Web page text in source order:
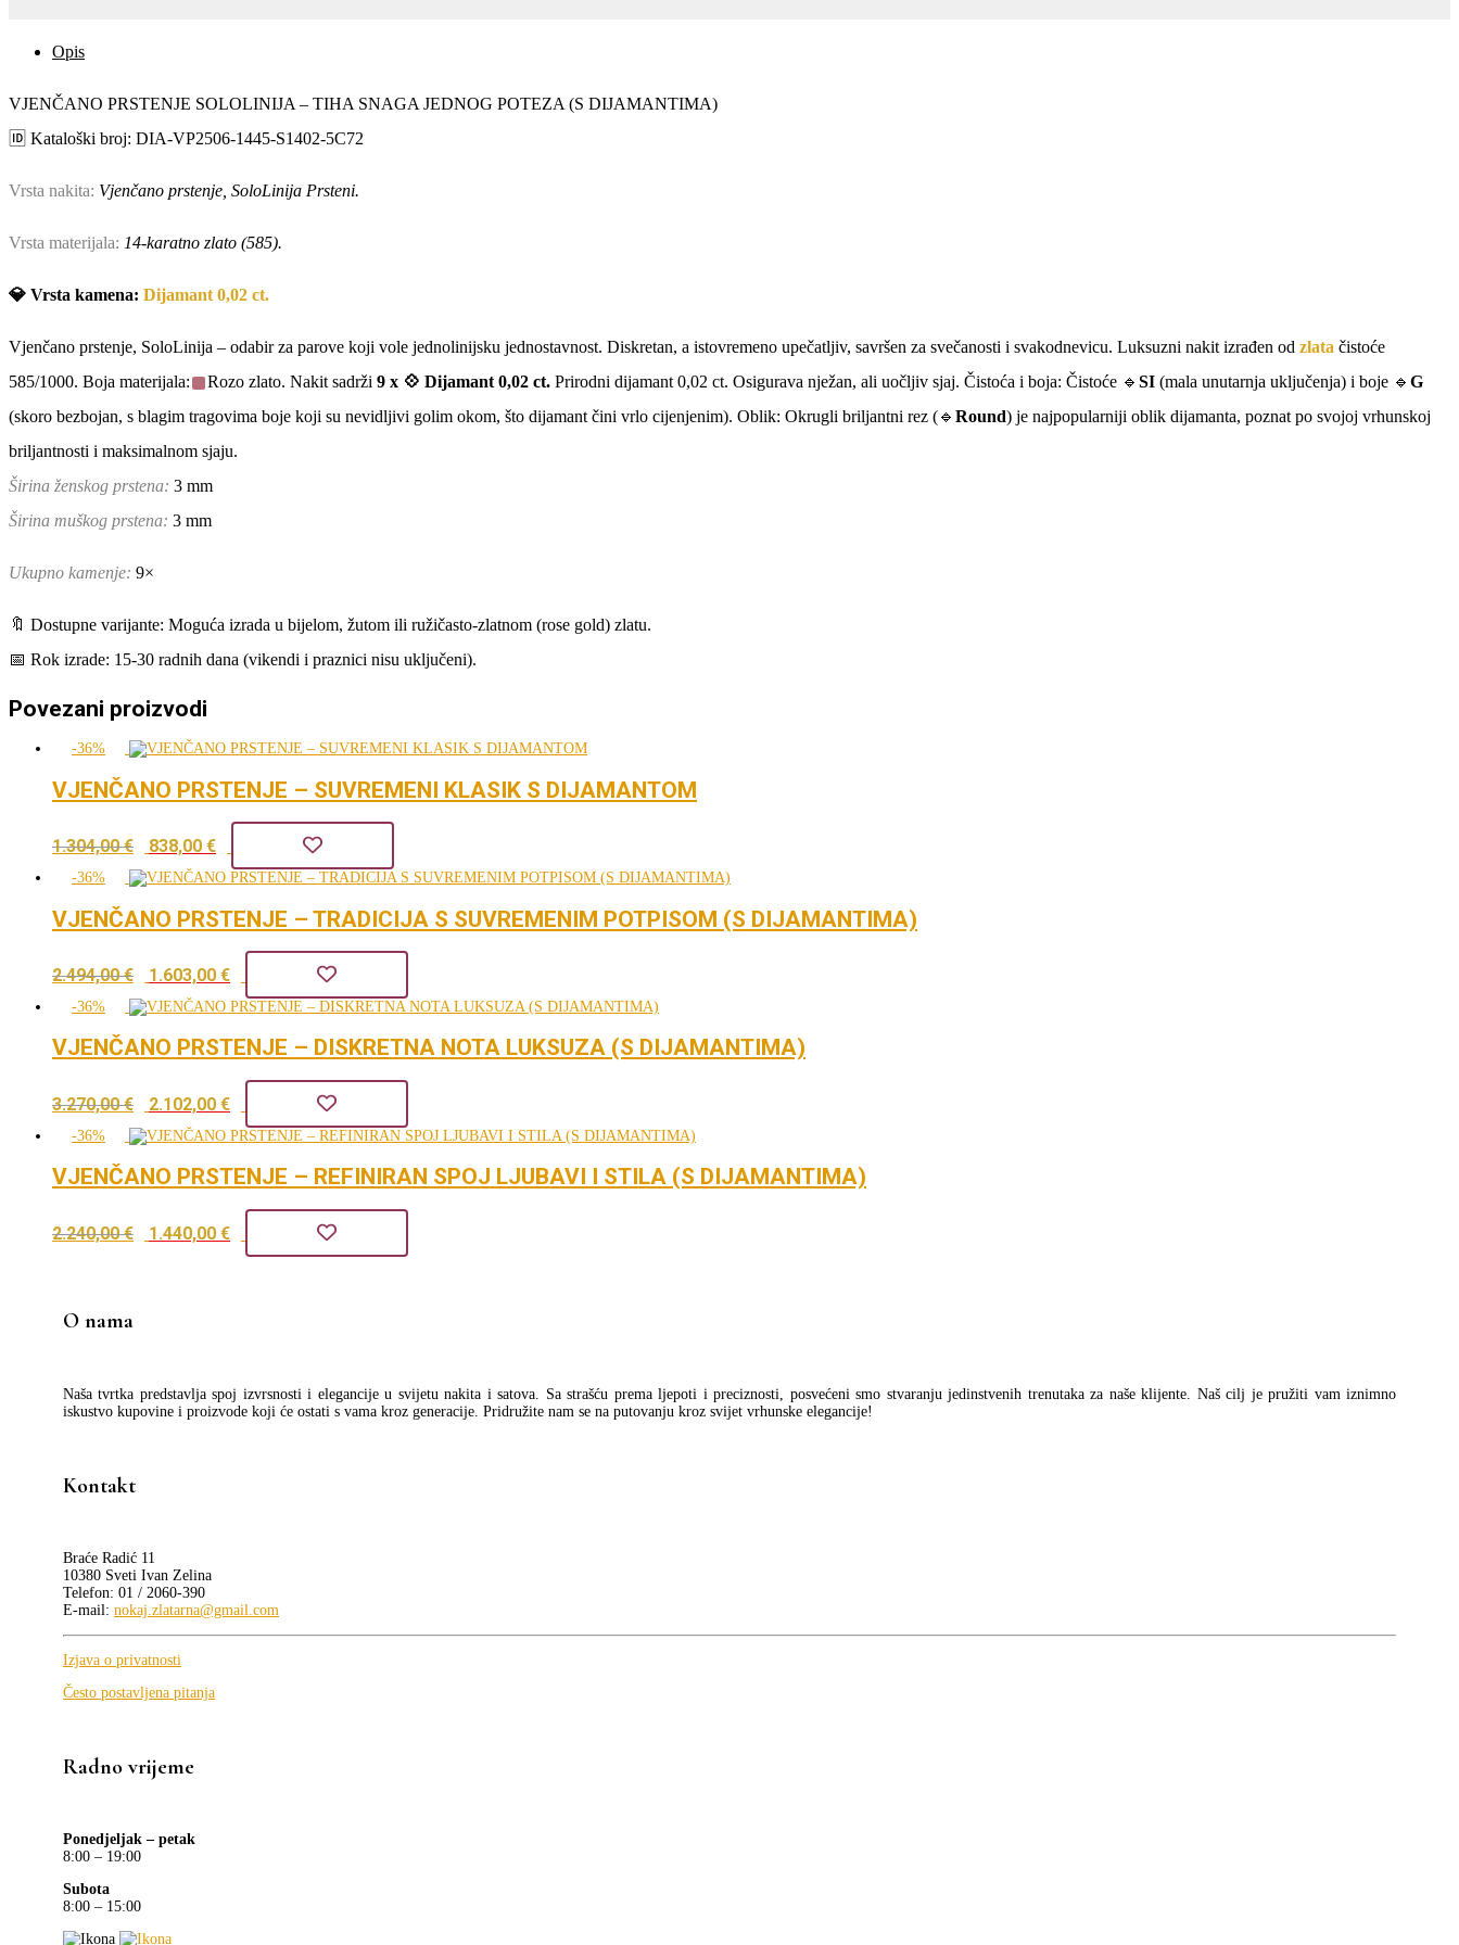
Opis
VJENČANO PRSTENJE SOLOLINIJA – TIHA SNAGA JEDNOG POTEZA (S DIJAMANTIMA)
🆔 Kataloški broj: DIA-VP2506-1445-S1402-5C72
Vrsta nakita: Vjenčano prstenje, SoloLinija Prsteni.
Vrsta materijala: 14-karatno zlato (585).
💎 Vrsta kamena: Dijamant 0,02 ct.
Vjenčano prstenje, SoloLinija – odabir za parove koji vole jednolinijsku jednostavnost. Diskretan, a istovremeno upečatljiv, savršen za svečanosti i svakodnevicu. Luksuzni nakit izrađen od zlata čistoće
585/1000. Boja materijala:
Rozo zlato. Nakit sadrži 9 x 💠 Dijamant 0,02 ct. Prirodni dijamant 0,02 ct. Osigurava nježan, ali uočljiv sjaj. Čistoća i boja: Čistoće 🔹 SI (mala unutarnja uključenja) i boje 🔹 G
(skoro bezbojan, s blagim tragovima boje koji su nevidljivi golim okom, što dijamant čini vrlo cijenjenim). Oblik: Okrugli briljantni rez (🔹 Round) je najpopularniji oblik dijamanta, poznat po svojoj vrhunskoj
briljantnosti i maksimalnom sjaju.
Širina ženskog prstena: 3 mm
Širina muškog prstena: 3 mm
Ukupno kamenje: 9×
🔖 Dostupne varijante: Moguća izrada u bijelom, žutom ili ružičasto-zlatnom (rose gold) zlatu.
📅 Rok izrade: 15-30 radnih dana (vikendi i praznici nisu uključeni).
Povezani proizvodi
-36%
VJENČANO PRSTENJE – SUVREMENI KLASIK S DIJAMANTOM
1.304,00€
Izvorna
cijena
bila
1.304,00 €.
838,00 €
cijena
je:
-36%
VJENČANO PRSTENJE – TRADICIJA S SUVREMENIM POTPISOM (S DIJAMANTIMA)
2.494,00€
Izvorna
cijena
bila
2.494,00 €.
1.603,00 €
cijena
je:
-36%
VJENČANO PRSTENJE – DISKRETNA NOTA LUKSUZA (S DIJAMANTIMA)
3.270,00€
Izvorna
cijena
bila
3.270,00 €.
2.102,00 €
cijena
je:
-36%
VJENČANO PRSTENJE – REFINIRAN SPOJ LJUBAVI I STILA (S DIJAMANTIMA)
2.240,00€
Izvorna
1.440,00 €
cijena
O nama
Naša tvrtka predstavlja spoj izvrsnosti i elegancije u svijetu nakita i satova. Sa strašću prema ljepoti i preciznosti, posvećeni smo stvaranju jedinstvenih trenutaka za naše klijente. Naš cilj je pružiti vam iznimno
iskustvo kupovine i proizvode koji će ostati s vama kroz generacije. Pridružite nam se na putovanju kroz svijet vrhunske elegancije!
Kontakt
Braće Radić 11
10380 Sveti Ivan Zelina
Telefon: 01 / 2060-390
E-mail: nokaj.zlatarna@gmail.com
Izjava o privatnosti
Često postavljena pitanja
Radno vrijeme
Ponedjeljak – petak
8:00 – 19:00
Subota
8:00 – 15:00